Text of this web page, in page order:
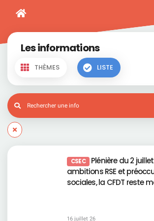
Les informations
THÈMES LISTE
CSEC Plénière du 2
ambitions RSE et
sociales, la CFDT reste
16 juillet 26